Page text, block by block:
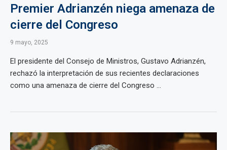
Premier Adrianzén niega amenaza de
cierre del Congreso
9 mayo, 2025
El presidente del Consejo de Ministros, Gustavo Adrianzén,
rechazó la interpretación de sus recientes declaraciones
como una amenaza de cierre del Congreso ...